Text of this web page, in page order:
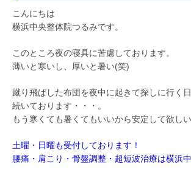
こんにちは
横浜中央整体院つるみです。
このところ夜の寝具に苦慮しております。
薄いと寒いし、厚いと暑い(笑)
蹴り飛ばした布団を夜中に起きて探しに行く
続いております・・・。
もう寒くても暑くてもいいから安定して欲しい
土曜・日曜も受付しております！
腰痛・肩こり・骨盤調整・超短波治療は横浜